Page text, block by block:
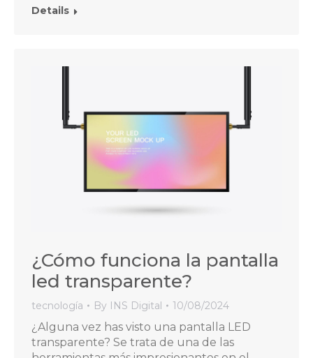
Details
¿Cómo funciona la pantalla
led transparente?
tecnología By INS Digital 10/08/2024
¿Alguna vez has visto una pantalla LED
transparente? Se trata de una de las